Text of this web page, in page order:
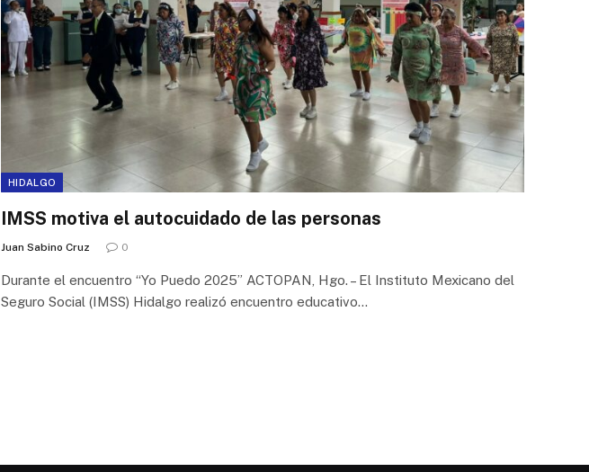
HIDALGO
IMSS motiva el autocuidado de las personas
Juan Sabino Cruz 0
Durante el encuentro “Yo Puedo 2025” ACTOPAN, Hgo. – El Instituto Mexicano del
Seguro Social (IMSS) Hidalgo realizó encuentro educativo…